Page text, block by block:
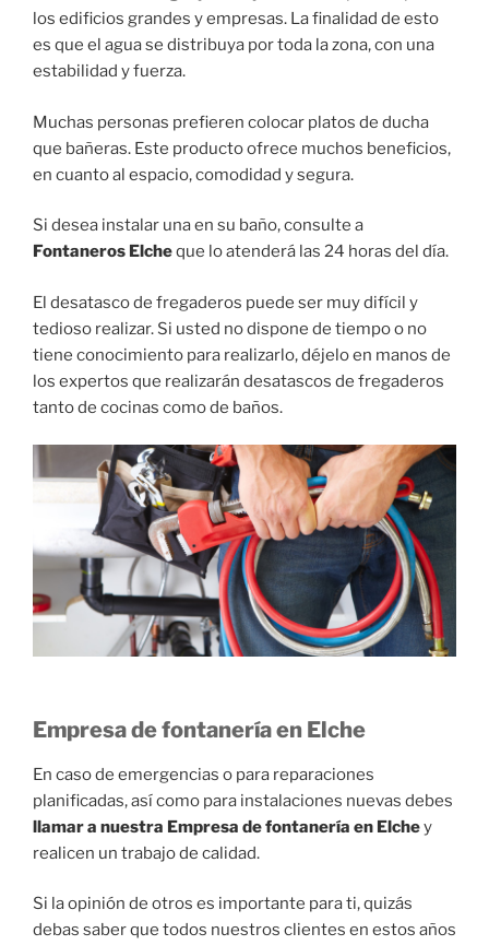
los edificios grandes y empresas. La finalidad de esto
es que el agua se distribuya por toda la zona, con una
estabilidad y fuerza.
Muchas personas prefieren colocar platos de ducha
que bañeras. Este producto ofrece muchos beneficios,
en cuanto al espacio, comodidad y segura.
Si desea instalar una en su baño, consulte a
Fontaneros Elcheque lo atenderá las 24 horas del día.
El desatasco de fregaderos puede ser muy difícil y
tedioso realizar. Si usted no dispone de tiempo o no
tiene conocimiento para realizarlo, déjelo en manos de
los expertos que realizarán desatascos de fregaderos
tanto de cocinas como de baños.
Empresa de fontanería en Elche
En caso de emergencias o para reparaciones
planificadas, así como para instalaciones nuevas debes
llamar a nuestra Empresa de fontanería en Elchey
realicen un trabajo de calidad.
Si la opinión de otros es importante para ti, quizás
debas saber que todos nuestros clientes en estos años